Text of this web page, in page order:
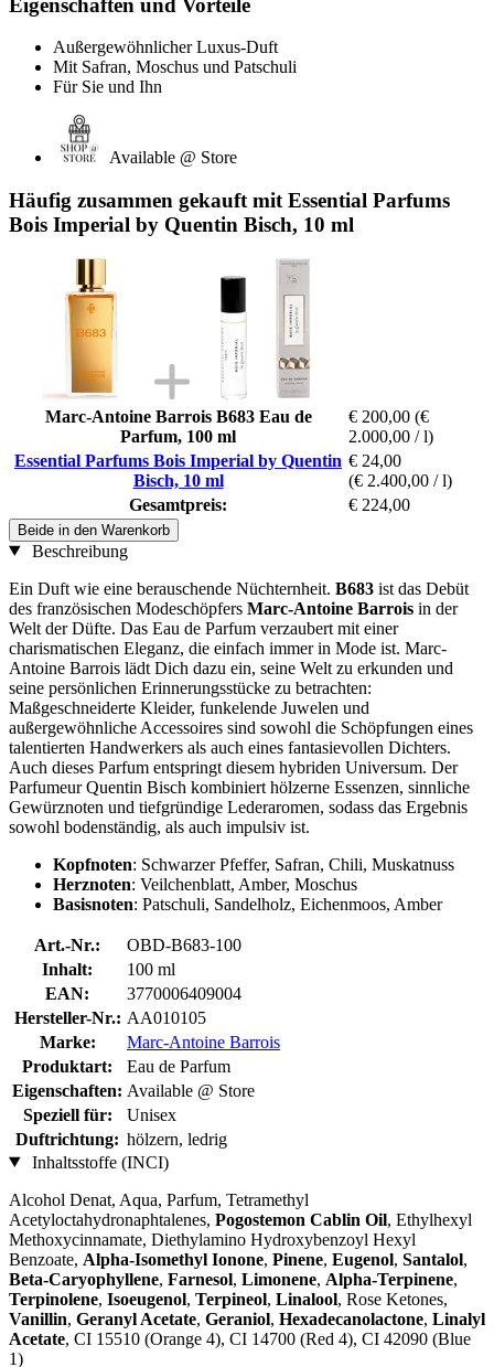
Außergewöhnlicher Luxus-Duft
Mit Safran, Moschus und Patschuli
Für Sie und Ihn
Available @ Store
Häufig zusammen gekauft mit Essential Parfums
Bois Imperial by Quentin Bisch, 10 ml
Marc-Antoine Barrois B683 Eau de
Parfum, 100 ml
€ 200,00 (€
2.000,00 / l)
Essential Parfums Bois Imperial by Quentin
Bisch, 10 ml
€ 24,00
(€ 2.400,00 / l)
Gesamtpreis:
€ 224,00
Beide in den Warenkorb
Beschreibung
Ein Duft wie eine berauschende Nüchternheit. B683 ist das Debüt
des französischen Modeschöpfers Marc-Antoine Barrois in der
Welt der Düfte. Das Eau de Parfum verzaubert mit einer
charismatischen Eleganz, die einfach immer in Mode ist. Marc-
Antoine Barrois lädt Dich dazu ein, seine Welt zu erkunden und
seine persönlichen Erinnerungsstücke zu betrachten:
Maßgeschneiderte Kleider, funkelende Juwelen und
außergewöhnliche Accessoires sind sowohl die Schöpfungen eines
talentierten Handwerkers als auch eines fantasievollen Dichters.
Auch dieses Parfum entspringt diesem hybriden Universum. Der
Parfumeur Quentin Bisch kombiniert hölzerne Essenzen, sinnliche
Gewürznoten und tiefgründige Lederaromen, sodass das Ergebnis
sowohl bodenständig, als auch impulsiv ist.
Kopfnoten: Schwarzer Pfeffer, Safran, Chili, Muskatnuss
Herznoten: Veilchenblatt, Amber, Moschus
Basisnoten: Patschuli, Sandelholz, Eichenmoos, Amber
Art.-Nr.:
OBD-B683-100
Inhalt:
100 ml
EAN:
3770006409004
Hersteller-Nr.: AA010105
Marke:
Marc-Antoine Barrois
Produktart:
Eau de Parfum
Eigenschaften: Available @ Store
Speziell für:
Unisex
Duftrichtung: hölzern, ledrig
Inhaltsstoffe (INCI)
Alcohol Denat, Aqua, Parfum, Tetramethyl
Acetyloctahydronaphtalenes, Pogostemon Cablin Oil, Ethylhexyl
Methoxycinnamate, Diethylamino Hydroxybenzoyl Hexyl
Benzoate, Alpha-Isomethyl Ionone, Pinene, Eugenol, Santalol,
Beta-Caryophyllene, Farnesol, Limonene, Alpha-Terpinene,
Terpinolene, Isoeugenol, Terpineol, Linalool, Rose Ketones,
Vanillin, Geranyl Acetate, Geraniol, Hexadecanolactone, Linalyl
Acetate, CI 15510 (Orange 4), CI 14700 (Red 4), CI 42090 (Blue
1)